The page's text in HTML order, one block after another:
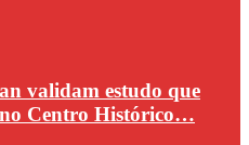
validam estudo que
Centro Histórico…